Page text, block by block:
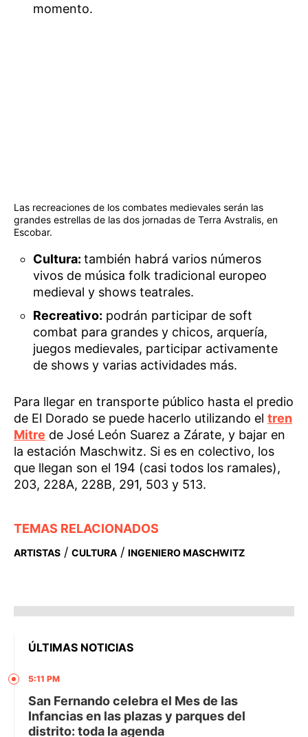
momento.
Las recreaciones de los combates medievales serán las
grandes estrellas de las dos jornadas de Terra Avstralis, en
Escobar.
Cultura:también habrá varios números
vivos de música folk tradicional europeo
medieval y shows teatrales.
Recreativo: podrán participar de soft
combat para grandes y chicos, arquería,
juegos medievales, participar activamente
de shows y varias actividades más.
Para llegar en transporte público hasta el predio
de El Dorado se puede hacerlo utilizando el tren
Mitre de José León Suarez a Zárate, y bajar en
la estación Maschwitz. Si es en colectivo, los
que llegan son el 194 (casi todos los ramales),
203, 228A, 228B, 291, 503 y 513.
TEMAS RELACIONADOS
ARTISTAS / CULTURA / INGENIERO MASCHWITZ
ÚLTIMAS NOTICIAS
5:11 PM
San Fernando celebra el Mes de las
Infancias en las plazas y parques del
distrito: toda la agenda